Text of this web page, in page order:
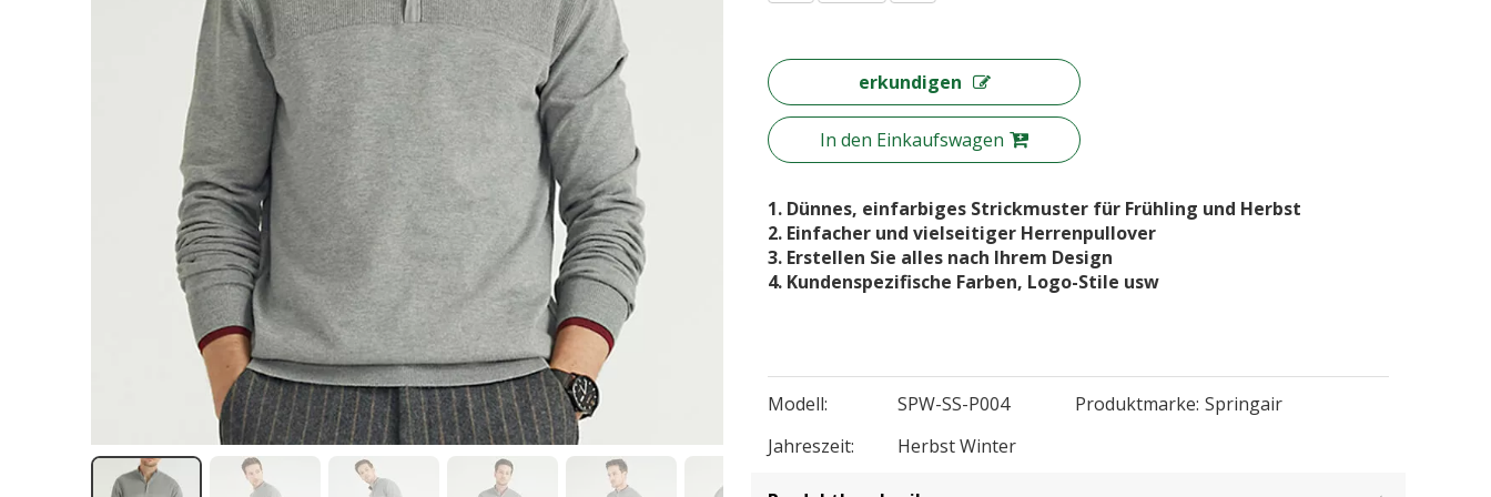
erkundigen
In den Einkaufswagen
1. Dünnes, einfarbiges Strickmuster für Frühling und Herbst
2. Einfacher und vielseitiger Herrenpullover
3. Erstellen Sie alles nach Ihrem Design
4. Kundenspezifische Farben, Logo-Stile usw
Modell: SPW-SS-P004 Produktmarke: Springair
Jahreszeit:
Herbst Winter